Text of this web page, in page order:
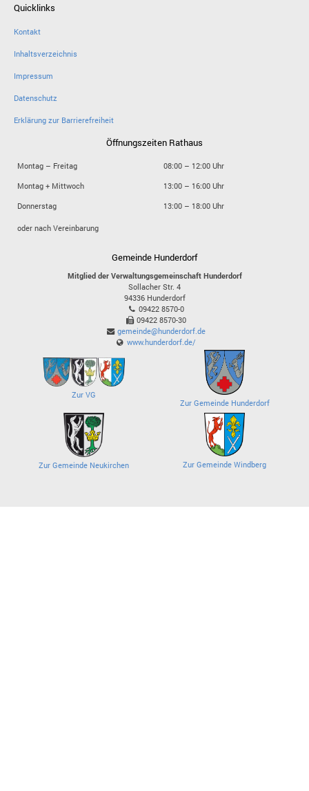
Quicklinks
Kontakt
Inhaltsverzeichnis
Impressum
Datenschutz
Erklärung zur Barrierefreiheit
Öffnungszeiten Rathaus
Montag – Freitag
08:00 – 12:00 Uhr
Montag + Mittwoch
13:00 – 16:00 Uhr
Donnerstag
13:00 – 18:00 Uhr
oder nach Vereinbarung
Gemeinde Hunderdorf
Mitglied der Verwaltungsgemeinschaft Hunderdorf
Sollacher Str. 4
94336 Hunderdorf
09422 8570-0
09422 8570-30
gemeinde@hunderdorf.de
www.hunderdorf.de/
Zur VG
Zur Gemeinde Hunderdorf
Zur Gemeinde Neukirchen Zur Gemeinde Windberg